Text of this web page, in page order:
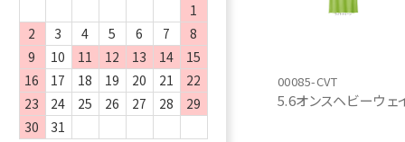
1
2
3 4 5 6 7
8
9
10 11 12 13 14
15
16
17 18 19 20 21
22
23
24 25 26 27 28
29
30
31
00085-CVT
5.6オンスヘビーウェ